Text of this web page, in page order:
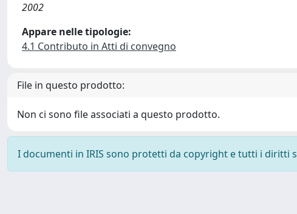
2002
Appare nelle tipologie:
4.1 Contributo in Atti di convegno
File in questo prodotto:
Non ci sono file associati a questo prodotto.
I documenti in IRIS sono protetti da copyright e tutti i diritti